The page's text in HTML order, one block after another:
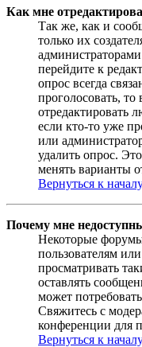
Как мне
Так же, как и
только их
перейдите к
опрос всегда
проголосовать,
отредактировать
если кто-то уже
или
удалить опрос.
менять варианты
Вернуться к
Почему мне
Некоторые
пользователям
просматривать
оставлять
может
Свяжитесь с
конференции для
Вернуться к